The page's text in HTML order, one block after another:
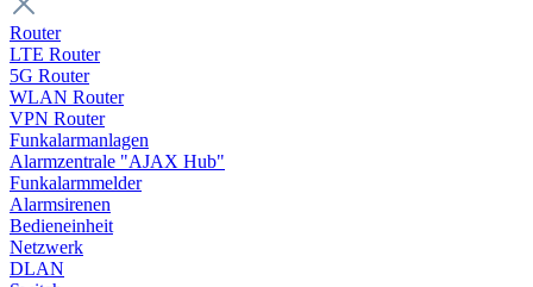
Router
LTE Router
5G Router
WLAN Router
VPN Router
Funkalarmanlagen
Alarmzentrale "AJAX Hub"
Funkalarmmelder
Alarmsirenen
Bedieneinheit
Netzwerk
DLAN